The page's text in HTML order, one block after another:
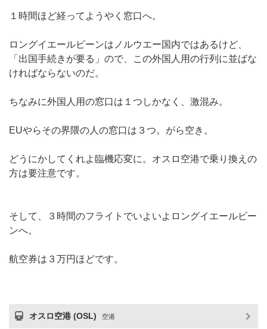
１時間ほど経ってようやく窓口へ。
ロングイエールビーンはノルウエー国内ではあるけど、
「出国手続きが要る」ので、この外国人用の行列に並ばな
ければならないのだ。
ちなみに外国人用の窓口は１つしかなく、激混み。
EUやらその界隈の人の窓口は３つ。がら空き。
どうにかしてくれよ臨機応変に。オスロ空港で乗り換えの
方は要注意です。
そして、３時間のフライトでいよいよロングイエールビー
ンへ。
航空券は３万円ほどです。
オスロ空港 (OSL) 空港